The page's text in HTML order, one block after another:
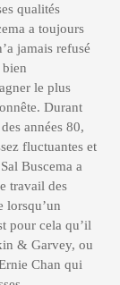
qualités
a toujours
jamais refusé
le plus
Durant
années 80,
fluctuantes et
Buscema a
travail des
lorsqu’un
pour cela qu’il
& Garvey, ou
Chan qui